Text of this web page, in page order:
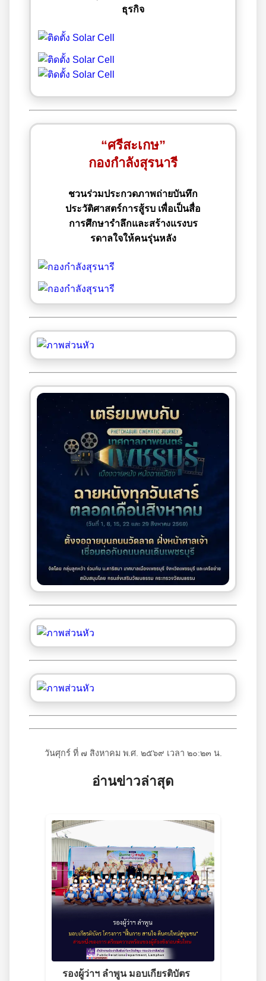
ธุรกิจ
“ศรีสะเกษ”
กองกำลังสุรนารี
ชวนร่วมประกวดภาพถ่ายบันทึก
ประวัติศาสตร์การสู้รบ เพื่อเป็นสื่อ
การศึกษารำลึกและสร้างแรงบร
รดาลใจให้คนรุ่นหลัง
วันศุกร์ ที่ ๗ สิงหาคม พ.ศ. ๒๕๖๙ เวลา ๒๐:๒๓ น.
อ่านข่าวล่าสุด
รองผู้ว่าฯ ลำพูน มอบเกียรติบัตร